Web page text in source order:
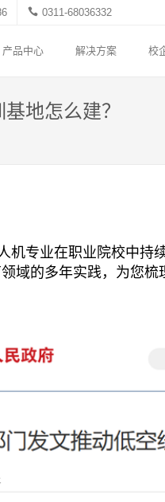
0311-68036332
产品中心 解决方案 校
地怎么建？
机专业在职业院校中
的多年实践，为您梳